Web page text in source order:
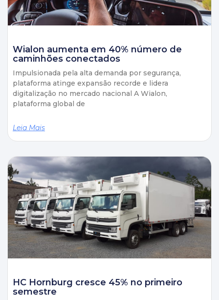
Wialon aumenta em 40% número de
caminhões conectados
Impulsionada pela alta demanda por segurança,
plataforma atinge expansão recorde e lidera
digitalização no mercado nacional A Wialon,
plataforma global de
Leia Mais
HC Hornburg cresce 45% no primeiro
semestre